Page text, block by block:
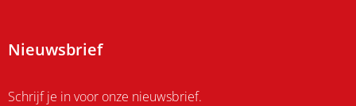
Nieuwsbrief
Schrijf je in voor onze nieuwsbrief.